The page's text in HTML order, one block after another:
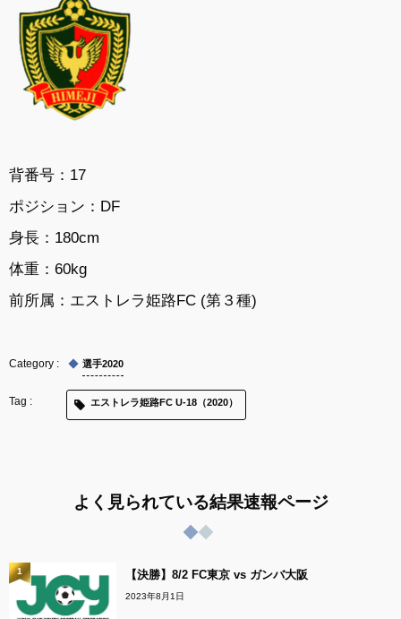
背番号：17
ポジション：DF
身長：180cm
体重：60kg
前所属： エストレラ姫路FC (第３種)
選手2020
エストレラ姫路FC U-18（2020）
よく見られている結果速報ページ
【決勝】8/2 FC東京 vs ガンバ大阪
2023年8月1日
1